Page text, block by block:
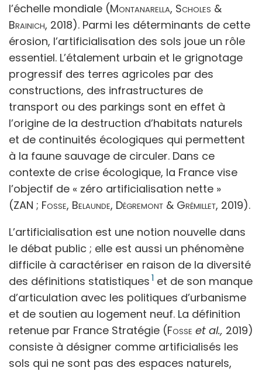
l’échelle mondiale (Montanarella, Scholes &
Brainich, 2018). Parmi les déterminants de cette
érosion, l’artificialisation des sols joue un rôle
essentiel. L’étalement urbain et le grignotage
progressif des terres agricoles par des
constructions, des infrastructures de
transport ou des parkings sont en effet à
l’origine de la destruction d’habitats naturels
et de continuités écologiques qui permettent
à la faune sauvage de circuler. Dans ce
contexte de crise écologique, la France vise
l’objectif de « zéro artificialisation nette »
(ZAN ; Fosse, Belaunde, Dégremont & Grémillet, 2019).
L’artificialisation est une notion nouvelle dans
le débat public ; elle est aussi un phénomène
difficile à caractériser en raison de la diversité
des définitions statistiques 1 et de son manque
d’articulation avec les politiques d’urbanisme
et de soutien au logement neuf. La définition
retenue par France Stratégie (Fosse et al., 2019)
consiste à désigner comme artificialisés les
sols qui ne sont pas des espaces naturels,